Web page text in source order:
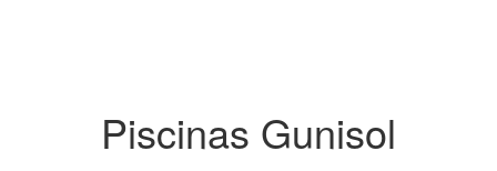
Piscinas Gunisol